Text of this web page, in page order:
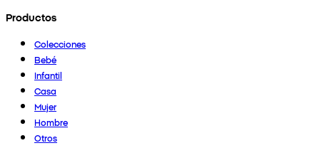
Productos
Colecciones
Bebé
Infantil
Casa
Mujer
Hombre
Otros